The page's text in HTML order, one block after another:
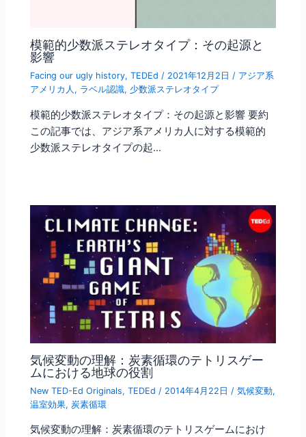
模範的少数派ステレオタイプ：その起源と
影響
Facing our ugly history,TEDEd / 2021年12月2日 / アジア系
アメリカ人 , ラベル認識, 少数派ステレオタイプ
模範的少数派ステレオタイプ：その起源と影響 要約
この記事では、アジア系アメリカ人に対する模範的
少数派ステレオタイプの起…
気候変動の理解：炭素循環のテトリスゲー
ムにおける地球の役割
New TED-Ed Originals,TEDEd / 2014年4月22日 /気候変動,
温室効果, 炭素循環
気候変動の理解：炭素循環のテトリスゲームにおけ